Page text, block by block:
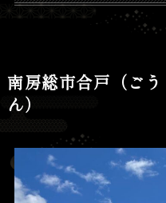
南房総市合戸（ご
ん）